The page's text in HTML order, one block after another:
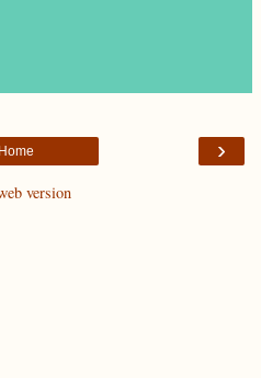
›
Home
version